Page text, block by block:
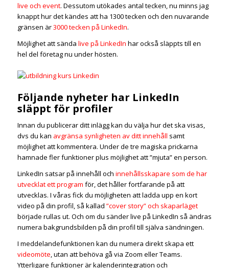
live och event. Dessutom utökades antal tecken, nu minns jag
knappt hur det kändes att ha 1300 tecken och den nuvarande
gränsen är3000 tecken på LinkedIn.
Möjlighet att sända live på LinkedIn har också släppts till en
hel del företag nu under hösten.
Följande nyheter har LinkedIn
släppt för profiler
Innan du publicerar ditt inlägg kan du välja hur det ska visas,
dvs du kan avgränsa synligheten av ditt innehåll samt
möjlighet att kommentera. Under de tre magiska prickarna
hamnade fler funktioner plus möjlighet att ”mjuta” en person.
LinkedIn satsar på innehåll och innehållsskapare som de har
utvecklat ett program för, det håller fortfarande på att
utvecklas. I våras fick du möjligheten att ladda upp en kort
video på din profil, så kallad ”cover story” och skaparläget
började rullas ut. Och om du sänder live på LinkedIn så ändras
numera bakgrundsbilden på din profil till själva sändningen.
I meddelandefunktionen kan du numera direkt skapa ett
videomöte, utan att behöva gå via Zoom eller Teams.
Ytterligare funktioner är kalenderintegration och